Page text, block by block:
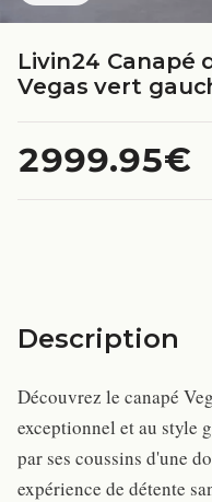
Livin24 Canapé
Vegas vert
2999.95€
Description
Découvrez le canapé
exceptionnel et au style
par ses coussins d'une
expérience de détente